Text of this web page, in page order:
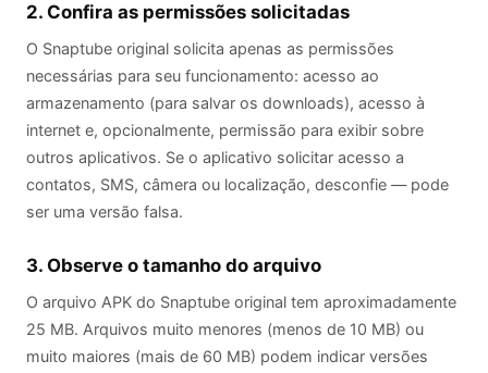
2. Confira as permissões solicitadas
O Snaptube original solicita apenas as permissões
necessárias para seu funcionamento: acesso ao
armazenamento (para salvar os downloads), acesso à
internet e, opcionalmente, permissão para exibir sobre
outros aplicativos. Se o aplicativo solicitar acesso a
contatos, SMS, câmera ou localização, desconfie — pode
ser uma versão falsa.
3. Observe o tamanho do arquivo
O arquivo APK do Snaptube original tem aproximadamente
25 MB. Arquivos muito menores (menos de 10 MB) ou
muito maiores (mais de 60 MB) podem indicar versões